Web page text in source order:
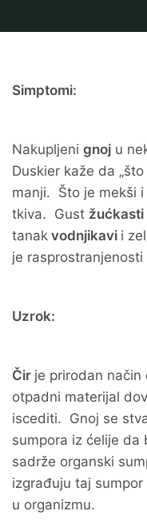
Simptomi:
Nakupljeni gnoj u
Duskier kaže da
manji. Što je mekši
tkiva. Gust žućkasti
tanak vodnjikavi i
je
Uzrok:
Čir je prirodan način
otpadni materijal
iscediti. Gnoj se
sumpora iz ćelije
sadrže organski
izgrađuju taj
u organizmu.